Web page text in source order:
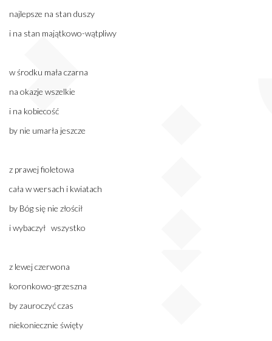
najlepsze na stan duszy
i na stan majątkowo-wątpliwy
w środku mała czarna
na okazje wszelkie
i na kobiecość
by nie umarła jeszcze
z prawej fioletowa
cała w wersach i kwiatach
by Bóg się nie złościł
i wybaczył wszystko
z lewej czerwona
koronkowo-grzeszna
by zauroczyć czas
niekoniecznie święty